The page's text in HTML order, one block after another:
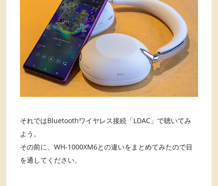
それではBluetoothワイヤレス接続「LDAC」で聴いてみ
よう。
その前に、WH-1000XM6との違いをまとめてみたので目
を通してください。